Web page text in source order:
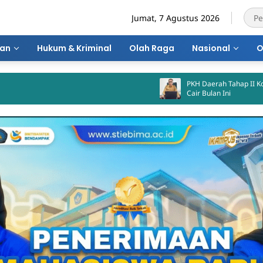
Jumat, 7 Agustus 2026
Hukum & Kriminal Olah Raga Nasional
PKH Daerah Tahap II Kota Bima Dijadwalkan
Cair Bulan Ini